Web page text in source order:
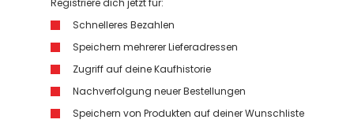
Registriere dich jetzt für:
Schnelleres Bezahlen
Speichern mehrerer Lieferadressen
Zugriff auf deine Kaufhistorie
Nachverfolgung neuer Bestellungen
Speichern von Produkten auf deiner Wunschliste